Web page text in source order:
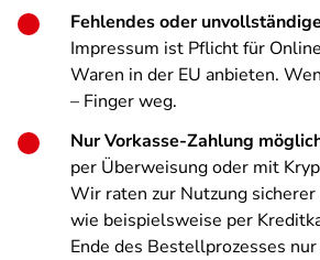
Fehlendes oder
Impressum ist Pflicht für
Waren in der EU anbieten.
– Finger weg.
Nur Vorkasse-Zahlung
per Überweisung oder mit
Wir raten zur Nutzung
wie beispielsweise per
Ende des Bestellprozesses